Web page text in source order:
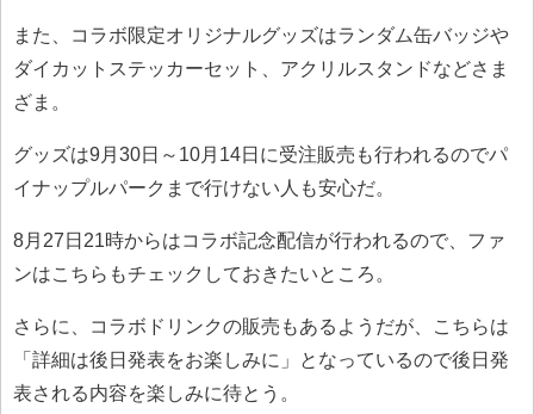
また、コラボ限定オリジナルグッズはランダム缶バッジや
ダイカットステッカーセット、アクリルスタンドなどさま
ざま。
グッズは9月30日～10月14日に受注販売も行われるのでパ
イナップルパークまで行けない人も安心だ。
8月27日21時からはコラボ記念配信が行われるので、ファ
ンはこちらもチェックしておきたいところ。
さらに、コラボドリンクの販売もあるようだが、こちらは
「詳細は後日発表をお楽しみに」となっているので後日発
表される内容を楽しみに待とう。